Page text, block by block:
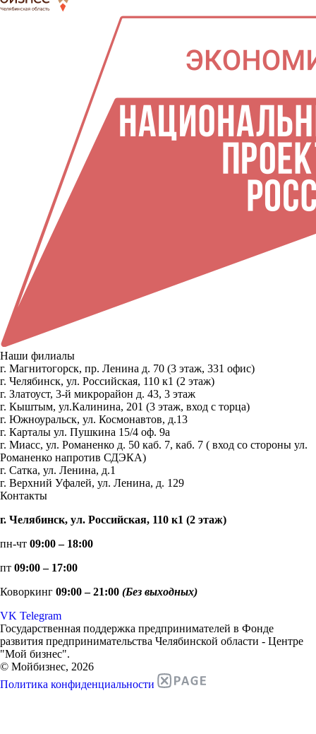
Наши филиалы
г. Магнитогорск, пр. Ленина д. 70 (3 этаж, 331 офис)
г. Челябинск, ул. Российская, 110 к1 (2 этаж)
г. Златоуст, 3-й микрорайон д. 43, 3 этаж
г. Кыштым, ул.Калинина, 201 (3 этаж, вход с торца)
г. Южноуральск, ул. Космонавтов, д.13
г. Карталы ул. Пушкина 15/4 оф. 9а
г. Миасс, ул. Романенко д. 50 каб. 7, каб. 7 ( вход со стороны ул.
Романенко напротив СДЭКА)
г. Сатка, ул. Ленина, д.1
г. Верхний Уфалей, ул. Ленина, д. 129
Контакты
г. Челябинск, ул. Российская, 110 к1 (2 этаж)
пн-чт 09:00 – 18:00
пт 09:00 – 17:00
Коворкинг 09:00 – 21:00 (Без выходных)
VK Telegram
Государственная поддержка предпринимателей в Фонде
развития предпринимательства Челябинской области - Центре
"Мой бизнес".
© Мойбизнес, 2026
Политика конфиденциальности